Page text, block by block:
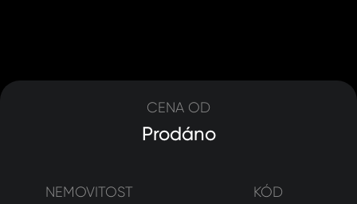
NEMOVITOST KÓD
CENA OD
Prodáno